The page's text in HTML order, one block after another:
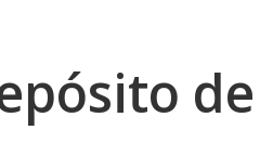
de